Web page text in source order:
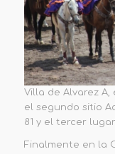
Villa de Alvarez
el segundo sitio
81 y el tercer
Finalmente en la